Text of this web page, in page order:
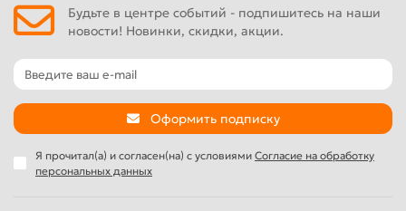
Будьте в центре событий - подпишитесь на наши
новости! Новинки, скидки, акции.
Оформить подписку
Я прочитал(а) и согласен(на) с условиями Согласие на обработку
персональных данных